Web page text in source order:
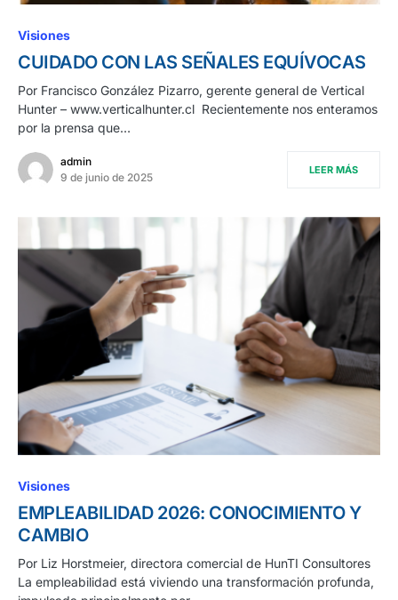
Visiones
CUIDADO CON LAS SEÑALES EQUÍVOCAS
Por Francisco González Pizarro, gerente general de Vertical
Hunter – www.verticalhunter.cl Recientemente nos enteramos
por la prensa que…
admin
9 de junio de 2025
LEER MÁS
Visiones
EMPLEABILIDAD 2026: CONOCIMIENTO Y
CAMBIO
Por Liz Horstmeier, directora comercial de HunTI Consultores
La empleabilidad está viviendo una transformación profunda,